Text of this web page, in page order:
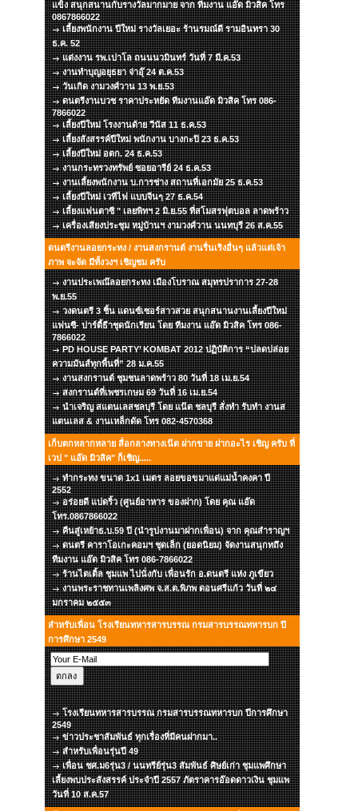
แข็ง สนุกสนานกับรางวัลมากมาย จาก ทีมงาน แอ๊ด มิวสิค โทร
0867866022
เลี้ยงพนักงาน ปีใหม่ รางวัลเยอะ ร้านรมณ์ดี รามอินทรา 30
ธ.ค. 52
แต่งงาน รพ.เปาโล ถนนนวมินทร์ วันที่ 7 มี.ค.53
งานทำบุญอยุธยา จ่าอุ๊ 24 ต.ค.53
วันเกิด งามวงศ์วาน 13 พ.ย.53
ดนตรีงานบวช ราคาประหยัด ทีมงานแอ๊ด มิวสิค โทร 086-
7866022
เลี้ยงปีใหม่ โรงงานด้าย วีนัส 11 ธ.ค.53
เลี้ยงสังสรรค์ปีใหม่ พนักงาน บางกะปิ 23 ธ.ค.53
เลี้ยงปีใหม่ อตก. 24 ธ.ค.53
งานกระทรวงทรัพย์ ซอยอารีย์ 24 ธ.ค.53
งานเลี้ยงพนักงาน บ.การช่าง สถานที่เอกมัย 25 ธ.ค.53
เลี้ยงปีใหม่ เวทีไฟ แบบจีนๆ 27 ธ.ค.54
เลี้ยงแฟนตาซี " เลยพิทฯ 2 มิ.ย.55 ที่สโมสรฟุตบอล ลาดพร้าว
เครื่องเสียงประชุม หมู่บ้านฯ งามวงศ์วาน นนทบุรี 26 ส.ค.55
ดนตรีงานลอยกระทง / งานสงกรานต์ งานรื่นเริงอื่นๆ แล้วแต่เจ้า
ภาพ จะจัด มีทั้งวงฯ เชิญชม ครับ
งานประเพณ๊ลอยกระทง เมืองโบราณ สมุทรปราการ 27-28
พ.ย.55
วงดนตรี 3 ชิ้น แดนซ์เซอร์สาวสวย สนุกสนานงานเลี้ยงปีใหม่
แฟนซี- ปาร์ตี้ธีาชุดนักเรียน โดย ทีมงาน แอ๊ด มิวสิค โทร 086-
7866022
PD HOUSE PARTY’ KOMBAT 2012 ปฏิบัติการ “ปลดปล่อย
ความมันส์ทุกพื้นที่” 28 ม.ค.55
งานสงกรานต์ ชุมชนลาดพร้าว 80 วันที่ 18 เม.ย.54
สงกรานต์ที่เพชรเกษม 69 วันที่ 16 เม.ย.54
นำเจริญ สแตนเลสชลบุรี โดย แน๊ต ชลบุรี สั่งทำ รับทำ งานส
แตนเลส & งานเหล็กดัด โทร 082-4570368
เก็บตกหลากหลาย สื่อกลางทางเน๊ต ฝากขาย ฝากอะไร เชิญ ครับ ที่
เวป " แอ๊ด มิวสิค" ก็เชิญ.....
ทำกระทง ขนาด 1x1 เมตร ลอยขอขมาแด่แม่น้ำคงคา ปี
2552
อร่อยดี แปดริ้ว (ศูนย์อาหาร ของฝาก) โดย คุณ แอ๊ด
โทร.0867866022
คืนสู่เหย้าธ.บ.59 ปี (นำรูปงานมาฝากเพื่อน) จาก คุณสำราญฯ
ดนตรี คาราโอเกะคอมฯ ชุดเล็ก (ยอดนิยม) จัดงานสนุกทถึง
ทีมงาน แอ๊ด มิวสิค โทร 086-7866022
ร้านไตเติ้ล ชุมแพ ไปนั่งกับ เพื่อนรัก อ.ดนตรี แห่ง ภูเขียว
งานพระราชทานเพลิงศพ จ.ส.ต.พิภพ ดอนศรีแก้ว วันที่ ๒๔
มกราคม ๒๕๕๓
สำหรับเพื่อน โรงเรียนทหารสารบรรณ กรมสารบรรณทหารบก ปี
การศึกษา 2549
โรงเรียนทหารสารบรรณ กรมสารบรรณทหารบก ปีการศึกษา
2549
ข่าวประชาสัมพันธ์ ทุกเรื่องที่มีคนฝากมา..
สำหรับเพื่อนรุ่นปี 49
เพื่อน ชศ.ม6รุ่น3 / นนทรีย์รุ่น3 สัมพันธ์ ศิษย์เก่า ชุมแพศึกษา
เลี้ยงพบประสังสรรค์ ประจำปี 2557 ภัตราคารอ๊อดดาวเงิน ชุมแพ
วันที่ 10 ส.ค.57